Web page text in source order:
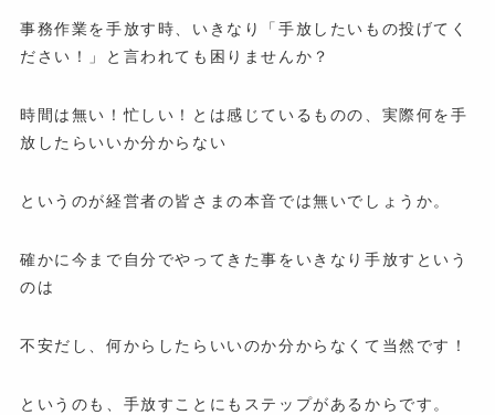
事務作業を手放す時、いきなり「手放したいもの投げてく
ださい！」と言われても困りませんか？
時間は無い！忙しい！とは感じているものの、実際何を手
放したらいいか分からない
というのが経営者の皆さまの本音では無いでしょうか。
確かに今まで自分でやってきた事をいきなり手放すという
のは
不安だし、何からしたらいいのか分からなくて当然です！
というのも、手放すことにもステップがあるからです。